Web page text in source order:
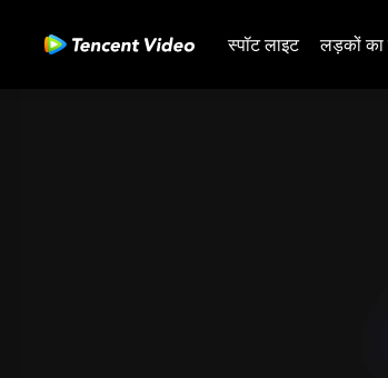
स्पॉट लाइट लड़कों का